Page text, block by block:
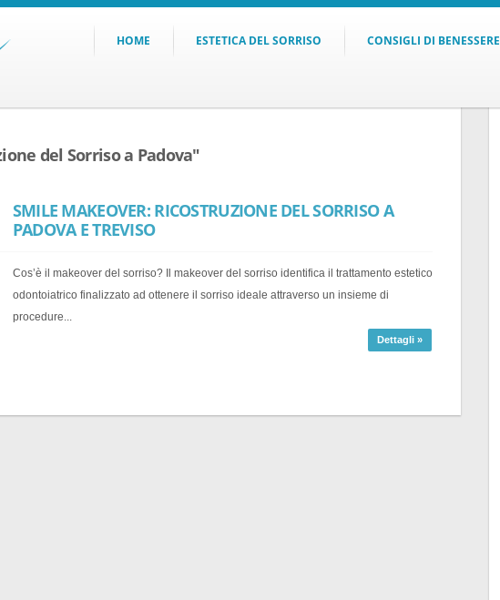
HOME ESTETICA DEL SORRISO CONSIGLI DI BENESSERE
del Sorriso a Padova"
SMILE MAKEOVER: RICOSTRUZIONE DEL SORRISO A
PADOVA E TREVISO
Cos’è il makeover del sorriso? Il makeover del sorriso identifica il trattamento estetico
odontoiatrico finalizzato ad ottenere il sorriso ideale attraverso un insieme di
procedure...
Dettagli »